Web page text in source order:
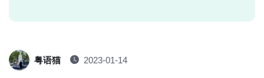
粤语猫 2023-01-14